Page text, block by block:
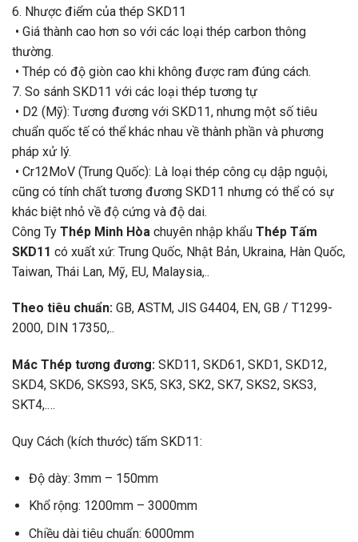
6. Nhược điểm của thép SKD11
• Giá thành cao hơn so với các loại thép carbon thông
thường.
• Thép có độ giòn cao khi không được ram đúng cách.
7. So sánh SKD11 với các loại thép tương tự
• D2 (Mỹ): Tương đương với SKD11, nhưng một số tiêu
chuẩn quốc tế có thể khác nhau về thành phần và phương
pháp xử lý.
• Cr12MoV (Trung Quốc): Là loại thép công cụ dập nguội,
cũng có tính chất tương đương SKD11 nhưng có thể có sự
khác biệt nhỏ về độ cứng và độ dai.
Công Ty Thép Minh Hòa chuyên nhập khẩu Thép Tấm
SKD11 có xuất xứ: Trung Quốc, Nhật Bản, Ukraina, Hàn Quốc,
Taiwan, Thái Lan, Mỹ, EU, Malaysia,..
Theo tiêu chuẩn: GB, ASTM, JIS G4404, EN, GB / T1299-
2000, DIN 17350,..
Mác Thép tương đương: SKD11, SKD61, SKD1, SKD12,
SKD4, SKD6, SKS93, SK5, SK3, SK2, SK7, SKS2, SKS3,
SKT4,.…
Quy Cách (kích thước) tấm SKD11:
Độ dày: 3mm – 150mm
Khổ rộng: 1200mm – 3000mm
Chiều dài tiêu chuẩn: 6000mm